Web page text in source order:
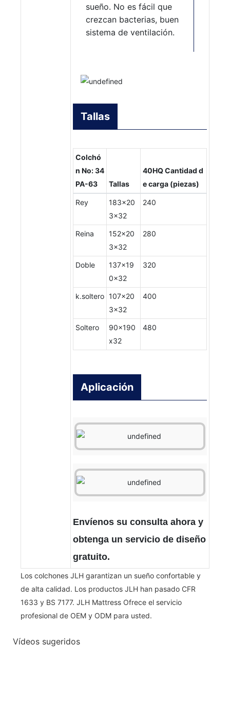
sueño. No es fácil que
crezcan bacterias, buen
sistema de ventilación.
Tallas
Colchó
n No: 34
PA-63
Tallas
40HQ Cantidad d
e carga (piezas)
Rey
183x20
3x32
240
Reina
152x20
3x32
280
Doble
137x19
0x32
320
k.soltero 107x20
3x32
400
Soltero
90x190
x32
480
Aplicación
Envíenos su consulta ahora y
obtenga un servicio de diseño
gratuito.
Los colchones JLH garantizan un sueño confortable y
de alta calidad. Los productos JLH han pasado CFR
1633 y BS 7177. JLH Mattress Ofrece el servicio
profesional de OEM y ODM para usted.
Vídeos sugeridos